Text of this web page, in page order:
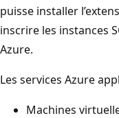
puisse installer
inscrire les instances
Azure.
Les services Azure
Machines